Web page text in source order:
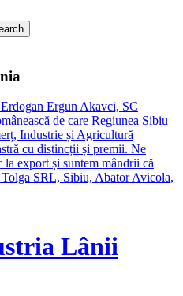
Ergun Akavci, SC
de care Regiunea Sibiu
Industrie și Agricultură
cu distincții și premii. Ne
export și suntem mândrii că
SRL, Sibiu, Abator Avicola,
Lânii